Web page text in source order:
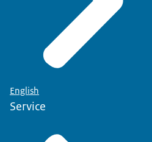
English
Service